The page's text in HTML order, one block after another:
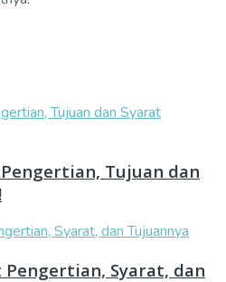
Tujuan dan
Syarat, dan